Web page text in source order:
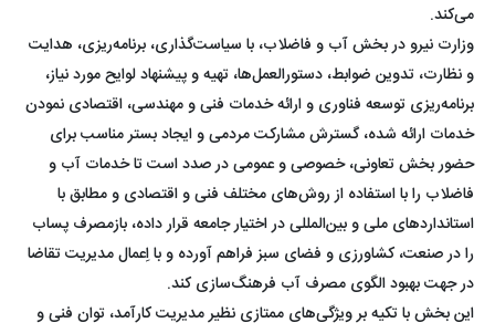
می‌کند.
وزارت نیرو در بخش آب و فاضلاب، با سیاست‌گذاری، برنامه‌ریزی، هدایت
و نظارت، تدوین ضوابط، دستورالعمل‌ها، تهیه و پیشنهاد لوایح مورد نیاز،
برنامه‌ریزی توسعه فناوری و ارائه خدمات فنی و مهندسی، اقتصادی نمودن
خدمات ارائه شده، گسترش مشارکت مردمی و ایجاد بستر مناسب برای
حضور بخش تعاونی، خصوصی و عمومی در صدد است تا خدمات آب و
فاضلاب را با استفاده از روش‌های مختلف فنی و اقتصادی و مطابق با
استانداردهای ملی و بین‌المللی در اختیار جامعه قرار داده، بازمصرف پساب
را در صنعت، کشاورزی و فضای سبز فراهم آورده و با اِعمال مدیریت تقاضا
در جهت بهبود الگوی مصرف آب فرهنگ‌سازی کند.
این بخش با تکیه بر ویژگی‌های ممتازی نظیر مدیریت کارآمد، توان فنی و